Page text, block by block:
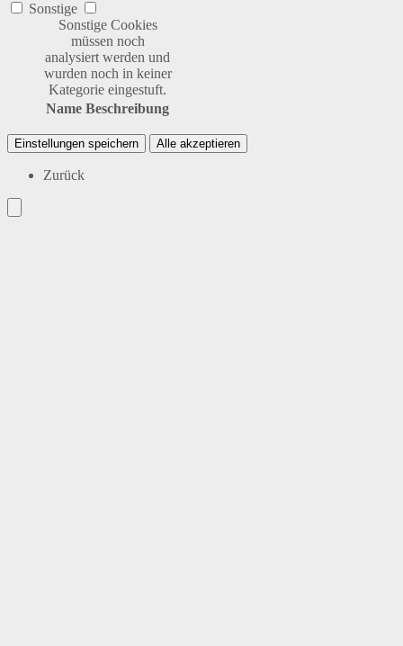
Sonstige
Sonstige Cookies
müssen noch
analysiert werden und
wurden noch in keiner
Kategorie eingestuft.
Name Beschreibung
Einstellungen speichern Alle akzeptieren
Zurück